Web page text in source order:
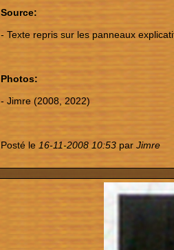
Source:
- Texte repris sur les panneaux
Photos:
- Jimre (2008, 2022)
Posté le 16-11-2008 10:53 par Jimre